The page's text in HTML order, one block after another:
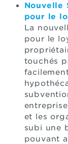
Nouvelle
pour le
La
pour le
touchés
et les
subi une
pouvant